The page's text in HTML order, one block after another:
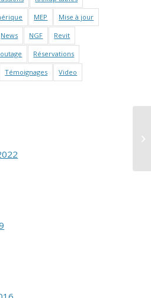
MEP Mise à jour
News NGF Revit
Réservations
Témoignages Video